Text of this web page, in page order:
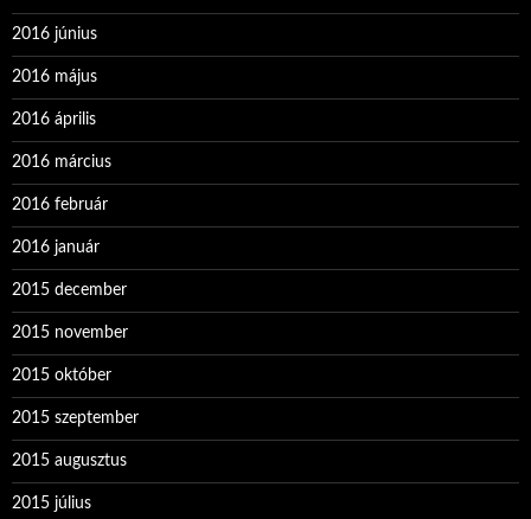
2016 június
2016 május
2016 április
2016 március
2016 február
2016 január
2015 december
2015 november
2015 október
2015 szeptember
2015 augusztus
2015 július